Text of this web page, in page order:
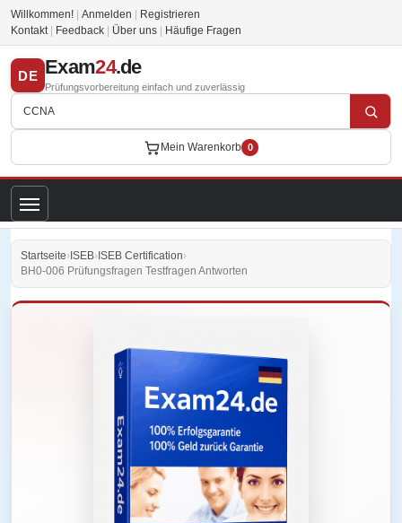
Willkommen! Anmelden
Registrieren
Kontakt
Feedback Über uns Häufige Fragen
DE Exam24.de
Prüfungsvorbereitung einfach und zuverlässig
Mein Warenkorb 0
Startseite› ISEB› ISEB Certification›
BH0-006 Prüfungsfragen Testfragen Antworten